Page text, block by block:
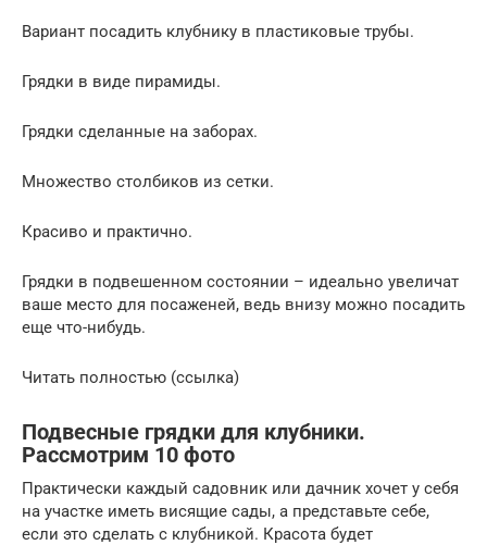
Вариант посадить клубнику в пластиковые трубы.
Грядки в виде пирамиды.
Грядки сделанные на заборах.
Множество столбиков из сетки.
Красиво и практично.
Грядки в подвешенном состоянии – идеально увеличат
ваше место для посаженей, ведь внизу можно посадить
еще что-нибудь.
Читать полностью (ссылка)
Подвесные грядки для клубники.
Рассмотрим 10 фото
Практически каждый садовник или дачник хочет у себя
на участке иметь висящие сады, а представьте себе,
если это сделать с клубникой. Красота будет